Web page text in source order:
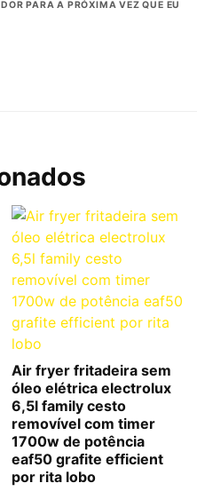
PARA A PRÓXIMA VEZ QUE EU
Air fryer fritadeira sem
óleo elétrica electrolux
6,5l family cesto
removível com timer
1700w de potência
eaf50 grafite efficient
por rita lobo